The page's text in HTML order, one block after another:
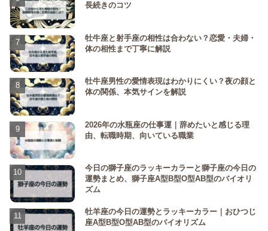
長続きのコツ
牡牛座と射手座の相性は合わない？恋愛・夫婦・
体の相性まで丁寧に解説
牡牛座男性の愛情表現はわかりにくい？夜の顔と
体の関係、本気サインを解説
2026年の水瓶座の仕事運｜辞めたいと感じる理
由、転職時期、向いている職業
今日の獅子座のラッキーカラーと獅子座の今日の
運勢まとめ、獅子座A型B型O型AB型のバイオリ
ズム
牡羊座の今日の運勢とラッキーカラー｜おひつじ
座A型B型O型AB型のバイオリズム